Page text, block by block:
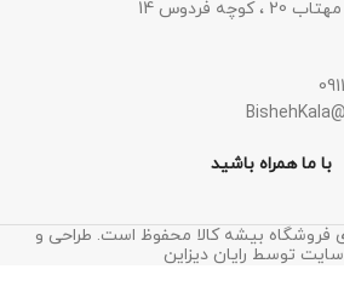
فردوس 14
با ما همراه باشید
فروشگاه بیشه کالا محفوظ است. طراحی و
توسط رایان دیزاین